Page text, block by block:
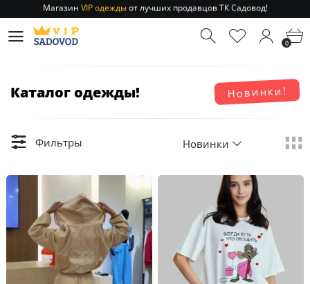
Отправление заказа 1-3 дняпо РФ и МСК!
Магазин
от лучших продавцов ТК Садовод!
0
Новинки!
Каталог одежды!
Фильтры Новинки